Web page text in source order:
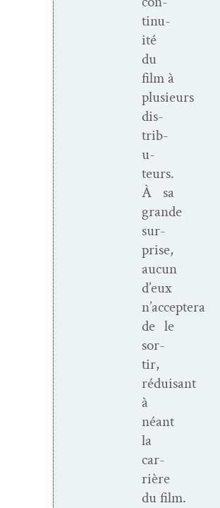
ti­nu­
ité
du
film à
plusieurs
dis­
trib­
u­
teurs.
À sa
grande
sur­
prise,
aucun
d’eux
n’acceptera
de le
sor­
tir,
réduisant
à
néant
la
car­
rière
du film.